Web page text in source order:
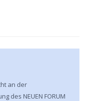
an der
des NEUEN FORUM